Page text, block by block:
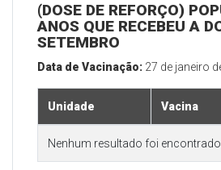
(DOSE DE REFORÇO)
ANOS QUE RECEBEU A
SETEMBRO
Data de Vacinação: 27 de janeiro
Unidade Vacina
Nenhum resultado foi encontrado.